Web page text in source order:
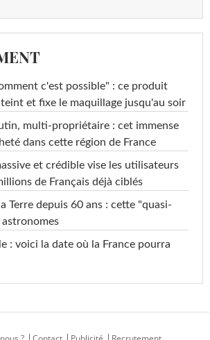
c'est possible" : ce produit
et fixe le maquillage jusqu'au soir
multi-propriétaire : cet immense
dans cette région de France
et crédible vise les utilisateurs
de Français déjà ciblés
Terre depuis 60 ans : cette "quasi-
astronomes
: voici la date où la France pourra